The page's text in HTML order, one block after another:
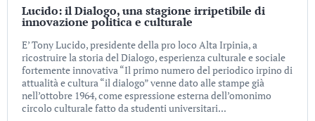
Lucido: il Dialogo, una stagione irripetibile di
innovazione politica e culturale
E’ Tony Lucido, presidente della pro loco Alta Irpinia, a
ricostruire la storia del Dialogo, esperienza culturale e sociale
fortemente innovativa “Il primo numero del periodico irpino di
attualità e cultura “il dialogo” venne dato alle stampe già
nell’ottobre 1964, come espressione esterna dell’omonimo
circolo culturale fatto da studenti universitari...